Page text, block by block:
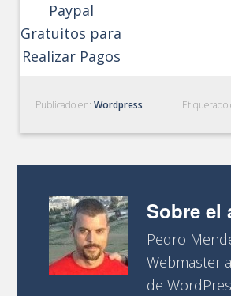
Paypal
Gratuitos para
Realizar Pagos
Publicado en:Wordpress Etiquetado
Sobre el
Pedro
Webmaster
de